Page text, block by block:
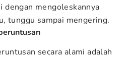
dengan mengoleskannya
tunggu sampai mengering.
secara alami adalah